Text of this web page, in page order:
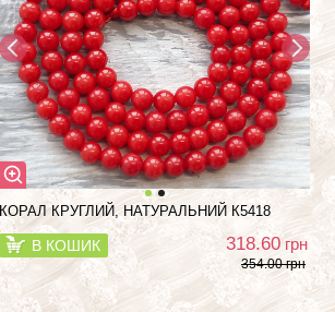
КОРАЛ КРУГЛИЙ, НАТУРАЛЬНИЙ К5418
В КОШИК 318.60 грн
354.00 грн